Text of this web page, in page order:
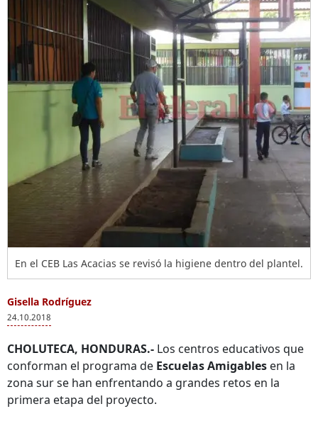
En el CEB Las Acacias se revisó la higiene dentro del plantel.
Gisella Rodríguez
24.10.2018
CHOLUTECA, HONDURAS.- Los centros educativos que
conforman el programa de Escuelas Amigables en la
zona sur se han enfrentando a grandes retos en la
primera etapa del proyecto.